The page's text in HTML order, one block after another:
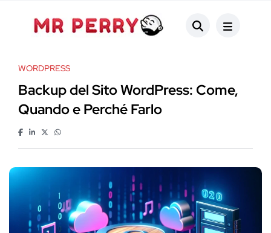
WORDPRESS
Backup del Sito WordPress: Come,
Quando e Perché Farlo